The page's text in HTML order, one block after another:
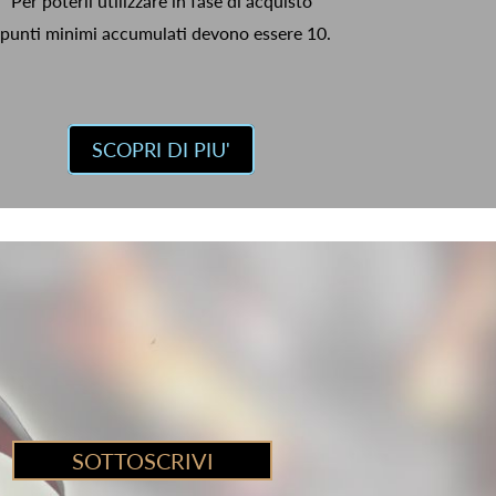
minimi accumulati devono essere 10.
SCOPRI DI PIU'